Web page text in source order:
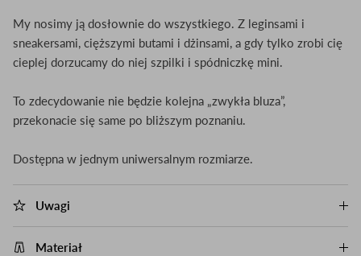
My nosimy ją dosłownie do wszystkiego. Z leginsami i
sneakersami, cięższymi butami i dżinsami, a gdy tylko zrobi cię
cieplej dorzucamy do niej szpilki i spódniczkę mini.
To zdecydowanie nie będzie kolejna „zwykła bluza”,
przekonacie się same po bliższym poznaniu.
Dostępna w jednym uniwersalnym rozmiarze.
Uwagi
Materiał